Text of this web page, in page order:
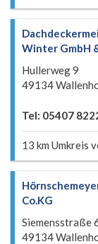
Winter GmbH
Hullerweg 9
49134
Tel: 05407
13 km Umkreis
Co.KG
Siemensstraße
49134